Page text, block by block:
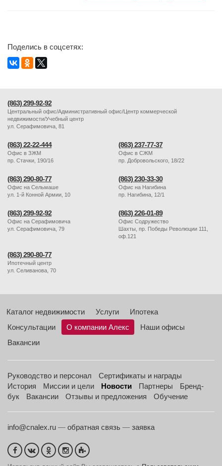
Поделись в соцсетях:
(863) 299-92-92
Центральный офис/Административный офис/Центр коммерческой
недвижимости/Учебный центр
ул. Серафимовича, 81
(863) 22-22-444
Офис в ЗЖМ
пр. Стачки, 190/16
(863) 237-77-37
Офис в СЖМ
пр. Добровольского, 18/22
(863) 290-80-77
Офис на Сельмаше
ул. 1-й Конной Армии, 10
(863) 230-33-30
Офис на Нагибина
пр. Нагибина, 12/1
(863) 299-92-92
Офис на Серафимовича
ул. Серафимовича, 79
(863) 226-01-89
Офис Содружество
Шахты, пр. Победы Революции 111,
оф.121
(863) 290-80-77
Ипотечный центр
ул. Селиванова, 70
Каталог недвижимости Услуги
Ипотека
Консультации
О компании Алекс
Наши офисы
Вакансии
Руководство и персонал
Сертификаты и награды
История
Миссии и цели Новости Партнеры
Бренд-
бук
Вакансии Отзывы и предложения Обучение
info@cnalex.ru — обратная связь — заявка